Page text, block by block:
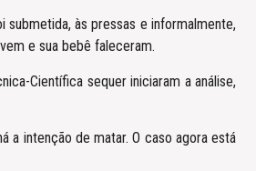
submetida, às pressas e informalmente,
e sua bebê faleceram.
Científica sequer iniciaram a análise,
a intenção de matar. O caso agora está